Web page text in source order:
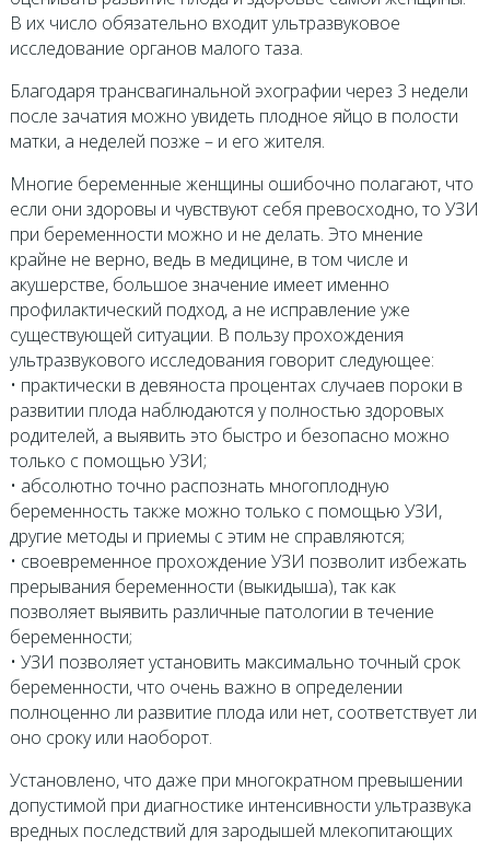
В их число обязательно входит ультразвуковое
исследование органов малого таза.
Благодаря трансвагинальной эхографии через 3 недели
после зачатия можно увидеть плодное яйцо в полости
матки, а неделей позже – и его жителя.
Многие беременные женщины ошибочно полагают, что
если они здоровы и чувствуют себя превосходно, то УЗИ
при беременности можно и не делать. Это мнение
крайне не верно, ведь в медицине, в том числе и
акушерстве, большое значение имеет именно
профилактический подход, а не исправление уже
существующей ситуации. В пользу прохождения
ультразвукового исследования говорит следующее:
• практически в девяноста процентах случаев пороки в
развитии плода наблюдаются у полностью здоровых
родителей, а выявить это быстро и безопасно можно
только с помощью УЗИ;
• абсолютно точно распознать многоплодную
беременность также можно только с помощью УЗИ,
другие методы и приемы с этим не справляются;
• своевременное прохождение УЗИ позволит избежать
прерывания беременности (выкидыша), так как
позволяет выявить различные патологии в течение
беременности;
• УЗИ позволяет установить максимально точный срок
беременности, что очень важно в определении
полноценно ли развитие плода или нет, соответствует ли
оно сроку или наоборот.
Установлено, что даже при многократном превышении
допустимой при диагностике интенсивности ультразвука
вредных последствий для зародышей млекопитающих